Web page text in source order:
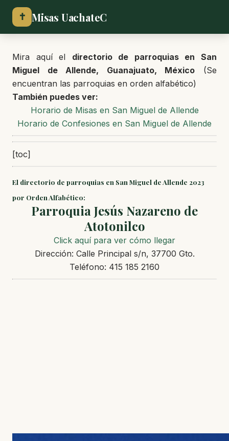
✝ Misas UachateC
Mira aquí el directorio de parroquias en San
Miguel de Allende, Guanajuato, México (Se
encuentran las parroquias en orden alfabético)
También puedes ver:
Horario de Misas en San Miguel de Allende
Horario de Confesiones en San Miguel de Allende
[toc]
El directorio de parroquias en San Miguel de Allende 2023
por Orden Alfabético:
Parroquia Jesús Nazareno de
Atotonilco
Click aquí para ver cómo llegar
Dirección: Calle Principal s/n, 37700 Gto.
Teléfono: 415 185 2160